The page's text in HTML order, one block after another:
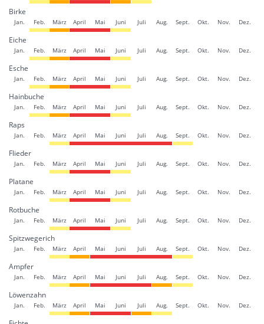
Birke
Jan. Feb. März April Mai Juni Juli Aug. Sept. Okt. Nov. Dez.
Eiche
Jan. Feb. März April Mai Juni Juli Aug. Sept. Okt. Nov. Dez.
Esche
Jan. Feb. März April Mai Juni Juli Aug. Sept. Okt. Nov. Dez.
Hainbuche
Jan. Feb. März April Mai Juni Juli Aug. Sept. Okt. Nov. Dez.
Raps
Jan. Feb. März April Mai Juni Juli Aug. Sept. Okt. Nov. Dez.
Flieder
Jan. Feb. März April Mai Juni Juli Aug. Sept. Okt. Nov. Dez.
Platane
Jan. Feb. März April Mai Juni Juli Aug. Sept. Okt. Nov. Dez.
Rotbuche
Jan. Feb. März April Mai Juni Juli Aug. Sept. Okt. Nov. Dez.
Spitzwegerich
Jan. Feb. März April Mai Juni Juli Aug. Sept. Okt. Nov. Dez.
Ampfer
Jan. Feb. März April Mai Juni Juli Aug. Sept. Okt. Nov. Dez.
Löwenzahn
Jan. Feb. März April Mai Juni Juli Aug. Sept. Okt. Nov. Dez.